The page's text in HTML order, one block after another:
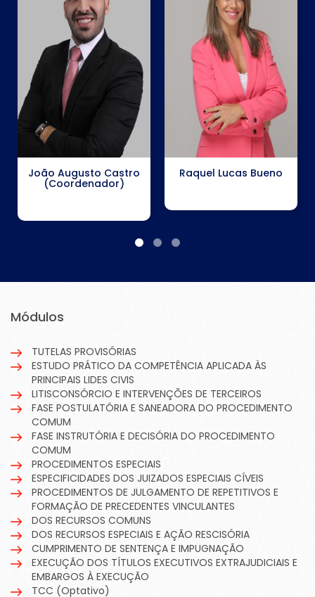
João Augusto Castro
(Coordenador)
Raquel Lucas Bueno
Módulos
TUTELAS PROVISÓRIAS
ESTUDO PRÁTICO DA COMPETÊNCIA APLICADA ÀS
PRINCIPAIS LIDES CIVIS
LITISCONSÓRCIO E INTERVENÇÕES DE TERCEIROS
FASE POSTULATÓRIA E SANEADORA DO PROCEDIMENTO
COMUM
FASE INSTRUTÓRIA E DECISÓRIA DO PROCEDIMENTO
COMUM
PROCEDIMENTOS ESPECIAIS
ESPECIFICIDADES DOS JUIZADOS ESPECIAIS CÍVEIS
PROCEDIMENTOS DE JULGAMENTO DE REPETITIVOS E
FORMAÇÃO DE PRECEDENTES VINCULANTES
DOS RECURSOS COMUNS
DOS RECURSOS ESPECIAIS E AÇÃO RESCISÓRIA
CUMPRIMENTO DE SENTENÇA E IMPUGNAÇÃO
EXECUÇÃO DOS TÍTULOS EXECUTIVOS EXTRAJUDICIAIS E
EMBARGOS À EXECUÇÃO
TCC (Optativo)